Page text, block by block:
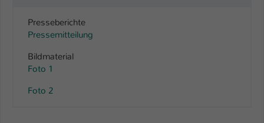
Presseberichte
Pressemitteilung
Bildmaterial
Foto 1
Foto 2